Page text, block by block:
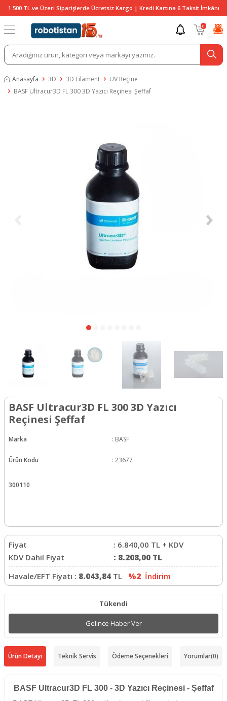
1.500 TL ve Üzeri Siparişlerde Ücretsiz Kargo | Kredi Kartına 6 Taksit İmkânı
0
Anasayfa 3D 3D Filament
UV Reçine
BASF Ultracur3D FL 300 3D Yazıcı Reçinesi Şeffaf
BASF Ultracur3D FL 300 3D Yazıcı
Reçinesi Şeffaf
Marka : BASF
Ürün Kodu : 23677
300110
Fiyat : 6.840,00 TL + KDV
KDV Dahil Fiyat
: 8.208,00 TL
Havale/EFT Fiyatı : 8.043,84 TL %2 İndirim
Tükendi
Gelince Haber Ver
Ürün Detayı Teknik Servis Ödeme Seçenekleri Yorumlar(0)
BASF Ultracur3D FL 300 - 3D Yazıcı Reçinesi - Şeffaf